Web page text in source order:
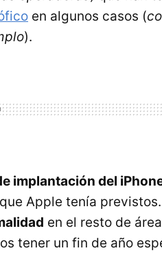
en algunos casos (
).
implantación del
Apple tenía
en el resto de
tener un fin de año